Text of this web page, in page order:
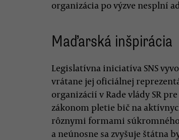
organizácia po výzve nesplní
Maďarská inšpirácia
Legislatívna iniciatíva SNS
vrátane jej oficiálnej
organizácií v Rade vlády SR
zákonom pletie bič na
rôznymi formami
a neúnosne sa zvyšuje štátna